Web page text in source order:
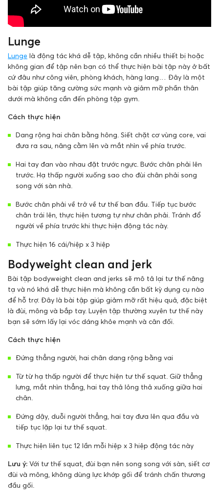
Lunge
Lunge là động tác khá dễ tập, không cần nhiều thiết bị hoặc
không gian để tập nên bạn có thể thực hiện bài tập này ở bất
cứ đâu như công viên, phòng khách, hàng lang… Đây là một
bài tập giúp tăng cường sức mạnh và giảm mỡ phần thân
dưới mà không cần đến phòng tập gym.
Cách thực hiện
Dang rộng hai chân bằng hông. Siết chặt cơ vùng core, vai
đưa ra sau, nâng cằm lên và mắt nhìn về phía trước.
Hai tay đan vào nhau đặt trước ngực. Bước chân phải lên
trước. Hạ thấp người xuống sao cho đùi chân phải song
song với sàn nhà.
Bước chân phải về trở về tư thế ban đầu. Tiếp tục bước
chân trái lên, thực hiện tương tự như chân phải. Tránh đổ
người về phía trước khi thực hiện động tác này.
Thực hiện 16 cái/hiệp x 3 hiệp
Bodyweight clean and jerk
Bài tập bodyweight clean and jerks sẽ mô tả lại tư thế nâng
tạ và nó khá dễ thực hiện mà không cần bất kỳ dụng cụ nào
để hỗ trợ. Đây là bài tập giúp giảm mỡ rất hiệu quả, đặc biệt
là đùi, mông và bắp tay. Luyện tập thường xuyên tư thế này
bạn sẽ sớm lấy lại vóc dáng khỏe mạnh và cân đối.
Cách thực hiện
Đứng thẳng người, hai chân dang rộng bằng vai
Từ từ hạ thấp người để thực hiện tư thế squat. Giữ thẳng
lưng, mắt nhìn thẳng, hai tay thả lỏng thả xuống giữa hai
chân.
Đứng dậy, duỗi người thẳng, hai tay đưa lên qua đầu và
tiếp tục lặp lại tư thế squat.
Thực hiện liên tục 12 lần mỗi hiệp x 3 hiệp động tác này
Lưu ý: Với tư thế squat, đùi bạn nên song song với sàn, siết cơ
đùi và mông, không dùng lực khớp gối để tránh chấn thương
đầu gối.